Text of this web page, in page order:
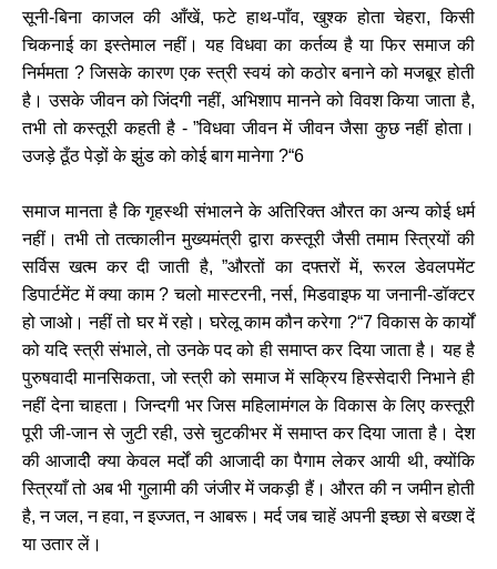
सूनी-बिना काजल की आँखें, फटे हाथ-पाँव, खुश्क होता चेहरा, किसी
चिकनाई का इस्तेमाल नहीं। यह विधवा का कर्तव्य है या फिर समाज की
निर्ममता ? जिसके कारण एक स्त्री स्वयं को कठोर बनाने को मजबूर होती
है। उसके जीवन को जिंदगी नहीं, अभिशाप मानने को विवश किया जाता है,
तभी तो कस्तूरी कहती है - ”विधवा जीवन में जीवन जैसा कुछ नहीं होता।
उजड़े ठूँठ पेड़ों के झुंड को कोई बाग मानेगा ?“6
समाज मानता है कि गृहस्थी संभालने के अतिरिक्त औरत का अन्य कोई धर्म
नहीं। तभी तो तत्कालीन मुख्यमंत्री द्वारा कस्तूरी जैसी तमाम स्त्रियों की
सर्विस खत्म कर दी जाती है, ”औरतों का दफ्तरों में, रूरल डेवलपमेंट
डिपार्टमेंट में क्या काम ? चलो मास्टरनी, नर्स, मिडवाइफ या जनानी-डॉक्टर
हो जाओ। नहीं तो घर में रहो। घरेलू काम कौन करेगा ?“7 विकास के कार्यों
को यदि स्त्री संभाले, तो उनके पद को ही समाप्त कर दिया जाता है। यह है
पुरुषवादी मानसिकता, जो स्त्री को समाज में सक्रिय हिस्सेदारी निभाने ही
नहीं देना चाहता। जिन्दगी भर जिस महिलामंगल के विकास के लिए कस्तूरी
पूरी जी-जान से जुटी रही, उसे चुटकीभर में समाप्त कर दिया जाता है। देश
की आजादीे क्या केवल मर्दों की आजादी का पैगाम लेकर आयी थी, क्योंकि
स्त्रियाँ तो अब भी गुलामी की जंजीर में जकड़ी हैं। औरत की न जमीन होती
है, न जल, न हवा, न इज्जत, न आबरू। मर्द जब चाहें अपनी इच्छा से बख्श दें
या उतार लें।